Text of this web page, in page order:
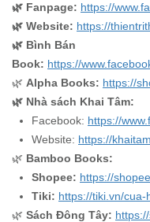
🌿 Fanpage: https://
🌿 Website: https://
🌿 Bình Bán
Book: https://
🌿 Alpha Books: https://
🌿 Nhà sách Khai Tâm:
Facebook: https://
Website: https://
🌿 Bamboo Books:
Shopee: https://
Tiki: https://tiki.vn/
🌿 Sách Đông Tây: